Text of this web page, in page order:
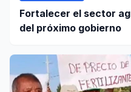
Fortalecer el sector
del próximo gobierno